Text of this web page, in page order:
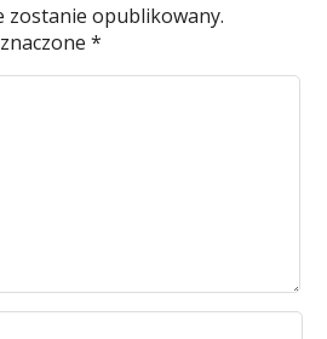
zostanie opublikowany.
*